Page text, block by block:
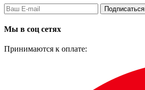
Подписаться
Мы в соц сетях
Принимаются к оплате: